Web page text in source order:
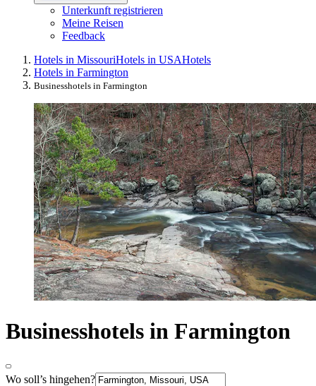
Unterkunft registrieren
Meine Reisen
Feedback
Hotels in MissouriHotels in USAHotels
Hotels in Farmington
Businesshotels in Farmington
Businesshotels in Farmington
Wo soll’s hingehen?